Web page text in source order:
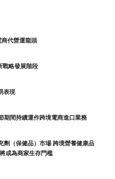
代營運龍頭
略發展階段
表現
期間持續運作跨境電商進口業務
劑（保健品）市場 跨境營養健康品
成為商家生存門檻